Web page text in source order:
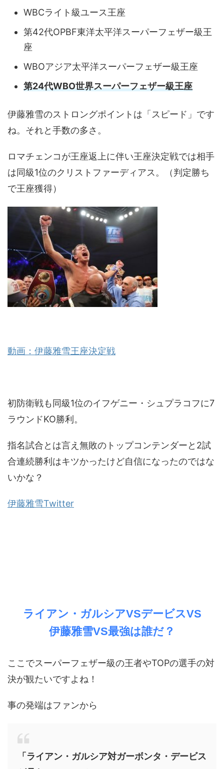
WBCライト級ユース王座
第42代OPBF東洋太平洋スーパーフェザー級王
座
WBOアジア太平洋スーパーフェザー級王座
第24代WBO世界スーパーフェザー級王座
伊藤雅雪のストロングポイントは「スピード」です
ね。それと手数の多さ。
ロマチェンコが王座返上に伴い王座決定戦では相手
は同級1位のクリストファーディアス。（判定勝ち
で王座獲得）
動画：伊藤雅雪王座決定戦
初防衛戦も同級1位のイフゲニー・シュプラコフに7
ラウンドKO勝利。
指名試合とは言え無敗のトップコンテンダーと2試
合連続勝利はキツかったけど自信になったのではな
いかな？
伊藤雅雪Twitter
ライアン・ガルシアVSデービスVS
伊藤雅雪VS最強は誰だ？
ここでスーパーフェザー級の王者やTOPの選手の対
決が観たいですよね！
事の発端はファンから
「ライアン・ガルシア対ガーボンタ・デービス